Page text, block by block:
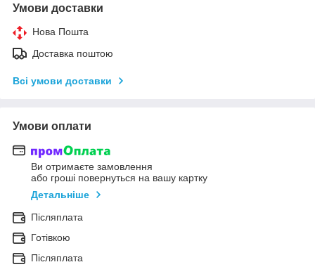
Умови доставки
Нова Пошта
Доставка поштою
Всі умови доставки
Умови оплати
Ви отримаєте замовлення
або гроші повернуться на вашу картку
Детальніше
Післяплата
Готівкою
Післяплата